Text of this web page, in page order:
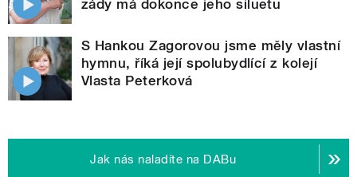
zády má dokonce jeho siluetu
S Hankou Zagorovou jsme měly vlastní
hymnu, říká její spolubydlící z kolejí
Vlasta Peterková
Jak nás naladíte na DABu